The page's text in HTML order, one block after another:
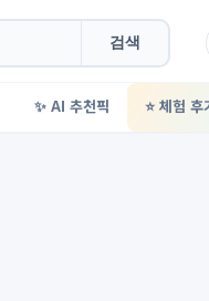
검색
✨ AI 추천픽 ⭐ 체험 후